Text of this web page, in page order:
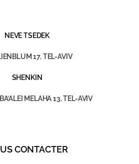
NEVE TSEDEK
17, TEL-AVIV
SHENKIN
MELAHA 13, TEL-AVIV
CONTACTER